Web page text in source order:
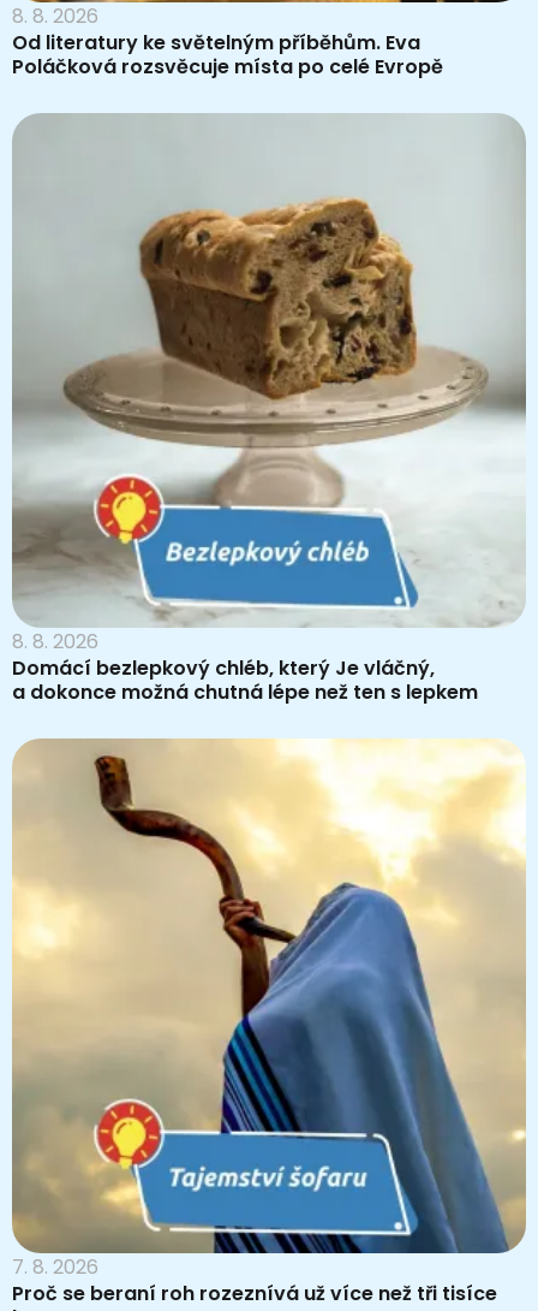
8. 8. 2026
Od literatury ke světelným příběhům. Eva
Poláčková rozsvěcuje místa po celé Evropě
8. 8. 2026
Domácí bezlepkový chléb, který Je vláčný,
a dokonce možná chutná lépe než ten s lepkem
7. 8. 2026
Proč se beraní roh rozeznívá už více než tři tisíce